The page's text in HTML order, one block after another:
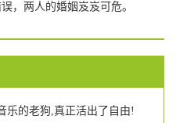
，两人的婚姻岌岌可危。
乐的老狗,真正活出了自由!